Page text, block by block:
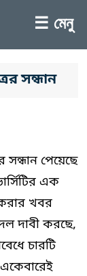
☰ মেনু
সন্ধান
পেয়েছে
এক
খবর
দাবী করছে,
চারটি
একেবারেই